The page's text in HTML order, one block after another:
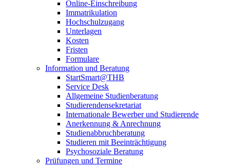
Online-Einschreibung
Immatrikulation
Hochschulzugang
Unterlagen
Kosten
Fristen
Formulare
Information und Beratung
StartSmart@THB
Service Desk
Allgemeine Studienberatung
Studierendensekretariat
Internationale Bewerber und Studierende
Anerkennung & Anrechnung
Studienabbruchberatung
Studieren mit Beeinträchtigung
Psychosoziale Beratung
Prüfungen und Termine